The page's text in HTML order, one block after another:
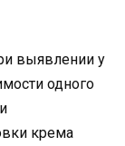
выявлении у
одного
крема